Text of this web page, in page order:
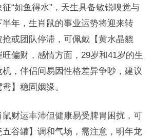
“如鱼得水”，天生具备敏锐嗅觉与
年，生肖鼠的事业运势将迎来转
或团队停滞，可佩戴【黄水晶貔
偏财，感情方面，29岁和41岁的生
，伴侣间易因性格差异争吵，建议
】稳固姻缘。
财运丰沛但健康易受脾胃困扰，可
谷罐】调和气场，需注意，明年龙